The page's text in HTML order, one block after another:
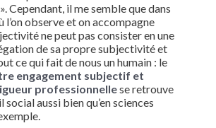
Cependant, il me semble que dans
l’on observe et on accompagne
ne peut pas consister en une
de sa propre subjectivité et
ce qui fait de nous un humain : le
engagement subjectif et
professionnellese retrouve
social aussi bien qu’en sciences